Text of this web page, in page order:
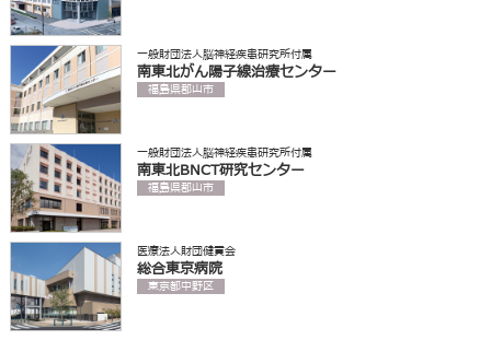
一般財団法人脳神経疾患研究所付属
南東北がん陽子線治療センター
福島県郡山市
一般財団法人脳神経疾患研究所付属
南東北BNCT研究センター
福島県郡山市
医療法人財団健貢会
総合東京病院
東京都中野区